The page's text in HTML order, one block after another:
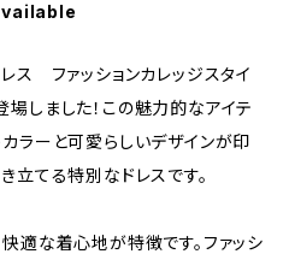
ス ファッションカレッジスタイ
しました！この魅力的なアイテ
ラーと可愛らしいデザインが印
立てる特別なドレスです。
適な着心地が特徴です。ファッシ